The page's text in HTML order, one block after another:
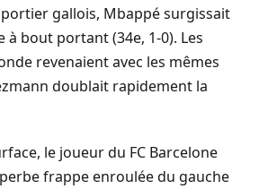
gallois, Mbappé surgissait
à bout portant (34e, 1-0). Les
revenaient avec les mêmes
doublait rapidement la
le joueur du FC Barcelone
frappe enroulée du gauche